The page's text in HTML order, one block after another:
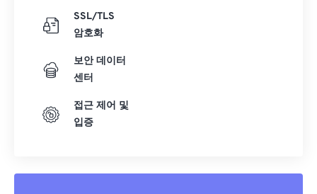
SSL/TLS
암호화
보안 데이터
센터
접근 제어 및
입증